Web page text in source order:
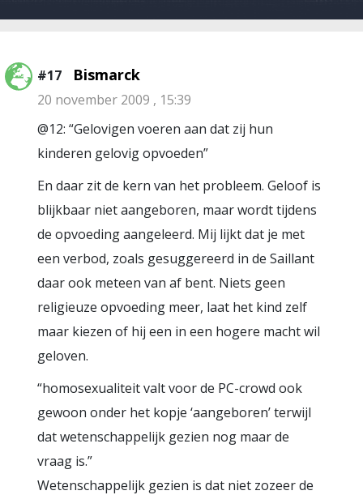
#17 Bismarck
20 november 2009 , 15:39
@12: “Gelovigen voeren aan dat zij hun
kinderen gelovig opvoeden”
En daar zit de kern van het probleem. Geloof is
blijkbaar niet aangeboren, maar wordt tijdens
de opvoeding aangeleerd. Mij lijkt dat je met
een verbod, zoals gesuggereerd in de Saillant
daar ook meteen van af bent. Niets geen
religieuze opvoeding meer, laat het kind zelf
maar kiezen of hij een in een hogere macht wil
geloven.
“homosexualiteit valt voor de PC-crowd ook
gewoon onder het kopje ‘aangeboren’ terwijl
dat wetenschappelijk gezien nog maar de
vraag is.”
Wetenschappelijk gezien is dat niet zozeer de